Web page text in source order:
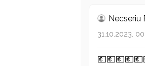
Necseriu
31.10.2023.